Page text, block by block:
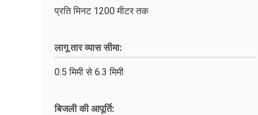
प्रति मिनट 1200 मीटर तक
लागू तार व्यास सीमा:
0.5 मिमी से 6.3 मिमी
बिजली की आपूर्ति: